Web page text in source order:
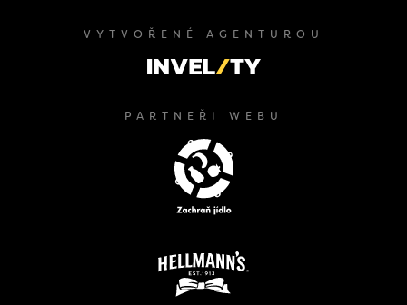
VYTVOŘENÉ AGENTUROU
PARTNEŘI WEBU